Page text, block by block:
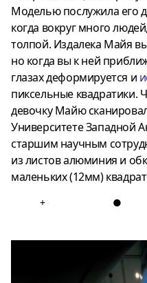
Моделью послужила его
когда вокруг много
толпой. Издалека Майя
но когда вы к ней
глазах деформируется и
пиксельные квадратики.
девочку Майю
Университете Западной
старшим научным
из листов алюминия и
маленьких (12мм)
+ ●